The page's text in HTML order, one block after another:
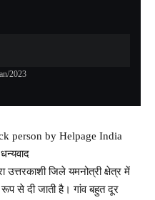
2023
person by Helpage India
उत्तरकाशी जिले यमनोत्री क्षेत्र में
रूप से दी जाती है। गांव बहुत दूर